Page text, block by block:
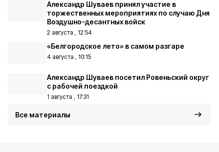
Александр Шуваев принял участие в
торжественных мероприятиях по случаю Дня
Воздушно-десантных войск
2 августа , 12:54
«Белгородское лето» в самом разгаре
4 августа , 10:15
Александр Шуваев посетил Ровеньский округ
с рабочей поездкой
1 августа , 17:31
Все материалы